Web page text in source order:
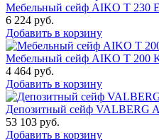
Мебельный сейф AIKO T 230
6 224 руб.
Добавить в корзину
Мебельный сейф AIKO T 200
4 464 руб.
Добавить в корзину
Депозитный сейф VALBERG
53 103 руб.
Добавить в корзину